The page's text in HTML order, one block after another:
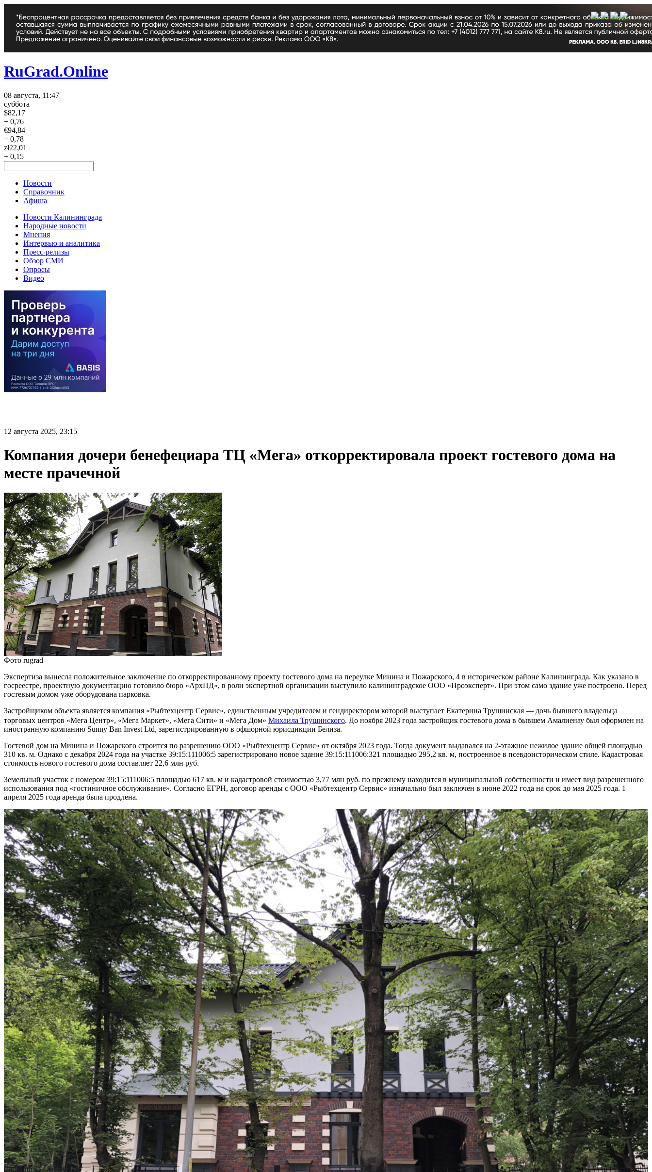
RuGrad.Online
08 августа, 11:47
суббота
$82,17
+ 0,76
€94,84
+ 0,78
zł22,01
+ 0,15
Новости
Справочник
Афиша
Новости Калининграда
Народные новости
Мнения
Интервью и аналитика
Пресс-релизы
Обзор СМИ
Опросы
Видео
12 августа 2025, 23:15
Компания дочери бенефециара ТЦ «Мега» откорректировала проект гостевого дома на
месте прачечной
Фото rugrad
Экспертиза вынесла положительное заключение по откорректированному проекту гостевого дома на переулке Минина и Пожарского, 4 в историческом районе Калининграда. Как указано в
госреестре, проектную документацию готовило бюро «АрхПД», в роли экспертной организации выступило калининградское ООО «Проэксперт». При этом само здание уже построено. Перед
гостевым домом уже оборудована парковка.
Застройщиком объекта является компания «Рыбтехцентр Сервис», единственным учредителем и гендиректором которой выступает Екатерина Трушинская — дочь бывшего владельца
торговых центров «Мега Центр», «Мега Маркет», «Мега Сити» и «Мега Дом» Михаила Трушинского. До ноября 2023 года застройщик гостевого дома в бывшем Амалиенау был оформлен на
иностранную компанию Sunny Ban Invest Ltd, зарегистрированную в офшорной юрисдикции Белиза.
Гостевой дом на Минина и Пожарского строится по разрешению ООО «Рыбтехцентр Сервис» от октября 2023 года. Тогда документ выдавался на 2-этажное нежилое здание общей площадью
310 кв. м. Однако с декабря 2024 года на участке 39:15:111006:5 зарегистрировано новое здание 39:15:111006:321 площадью 295,2 кв. м, построенное в псевдоисторическом стиле. Кадастровая
стоимость нового гостевого дома составляет 22,6 млн руб.
Земельный участок с номером 39:15:111006:5 площадью 617 кв. м и кадастровой стоимостью 3,77 млн руб. по прежнему находится в муниципальной собственности и имеет вид разрешенного
использования под «гостиничное обслуживание». Согласно ЕГРН, договор аренды с ООО «Рыбтехцентр Сервис» изначально был заключен в июне 2022 года на срок до мая 2025 года. 1
апреля 2025 года аренда была продлена.